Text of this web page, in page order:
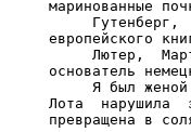
маринованные
Гутенберг,
европейского
Лютер,
основатель
Я был
Лота  нарушила
превращена в